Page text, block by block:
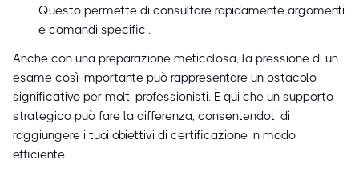
Questo permette di consultare rapidamente argomenti
e comandi specifici.
Anche con una preparazione meticolosa, la pressione di un
esame così importante può rappresentare un ostacolo
significativo per molti professionisti. È qui che un supporto
strategico può fare la differenza, consentendoti di
raggiungere i tuoi obiettivi di certificazione in modo
efficiente.